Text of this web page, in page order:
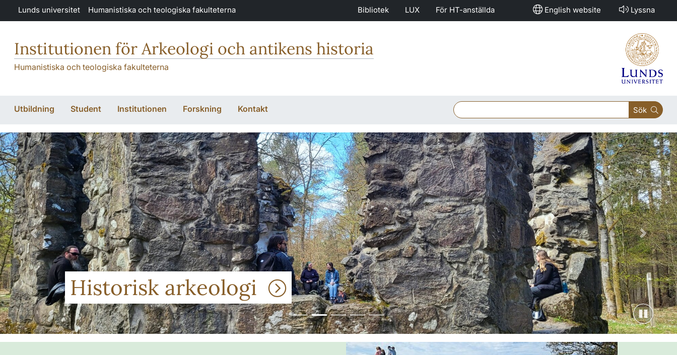
Hoppa till huvudinnehåll
Lunds universitet Humanistiska och teologiska fakulteterna Bibliotek LUX För HT-anställda English website Lyssna
Institutionen för Arkeologi och antikens historia
Humanistiska och teologiska fakulteterna
Utbildning Student Institutionen Forskning Kontakt Sök
Historisk arkeologi
Förra Nästa